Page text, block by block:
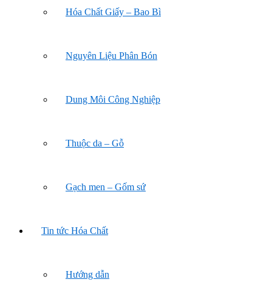
Hóa Chất Giấy – Bao Bì
Nguyên Liệu Phân Bón
Dung Môi Công Nghiệp
Thuộc da – Gỗ
Gạch men – Gốm sứ
Tin tức Hóa Chất
Hướng dẫn